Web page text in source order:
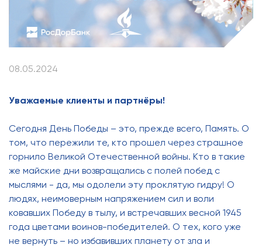
08.05.2024
Уважаемые клиенты и партнёры!
Сегодня День Победы – это, прежде всего, Память. О
том, что пережили те, кто прошел через страшное
горнило Великой Отечественной войны. Кто в такие
же майские дни возвращались с полей побед с
мыслями - да, мы одолели эту проклятую гидру! О
людях, неимоверным напряжением сил и воли
ковавших Победу в тылу, и встречавших весной 1945
года цветами воинов-победителей. О тех, кого уже
не вернуть – но избавивших планету от зла и